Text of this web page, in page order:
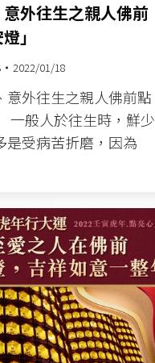
外往生之親人佛前
」
2022/01/18
外往生之親人佛前點
一般人於往生時，鮮少
是受病苦折磨，因為